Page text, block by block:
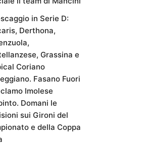
in Serie D:
Derthona,
Grassina e
Coriano
Fasano Fuori
Imolese
Domani le
sui Gironi del
e della Coppa